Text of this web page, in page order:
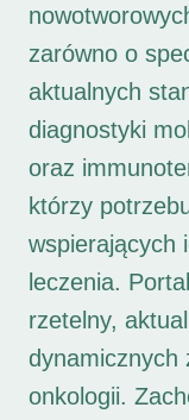
zarówno o
aktualnych
diagnostyki
oraz
którzy
wspierających
leczenia.
rzetelny,
dynamicznych
onkologii.